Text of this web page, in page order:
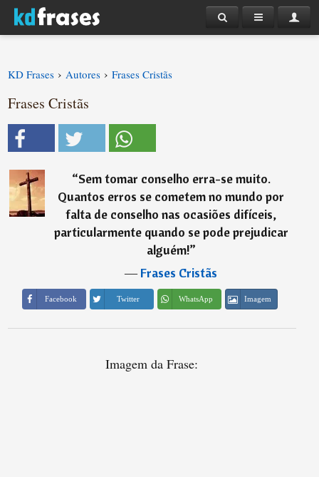
KD Frases › Autores › Frases Cristãs
Frases Cristãs
“Sem tomar conselho erra-se muito.
Quantos erros se cometem no mundo por
falta de conselho nas ocasiões difíceis,
particularmente quando se pode prejudicar
alguém!”
―Frases Cristãs
Facebook Twitter WhatsApp Imagem
Imagem da Frase: